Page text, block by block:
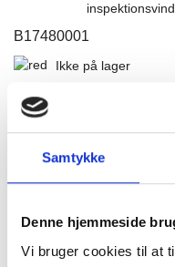
Samtykke
Denne hjemmeside
Vi bruger cookies til at
B17480001
Ikke på lager
1.600,00